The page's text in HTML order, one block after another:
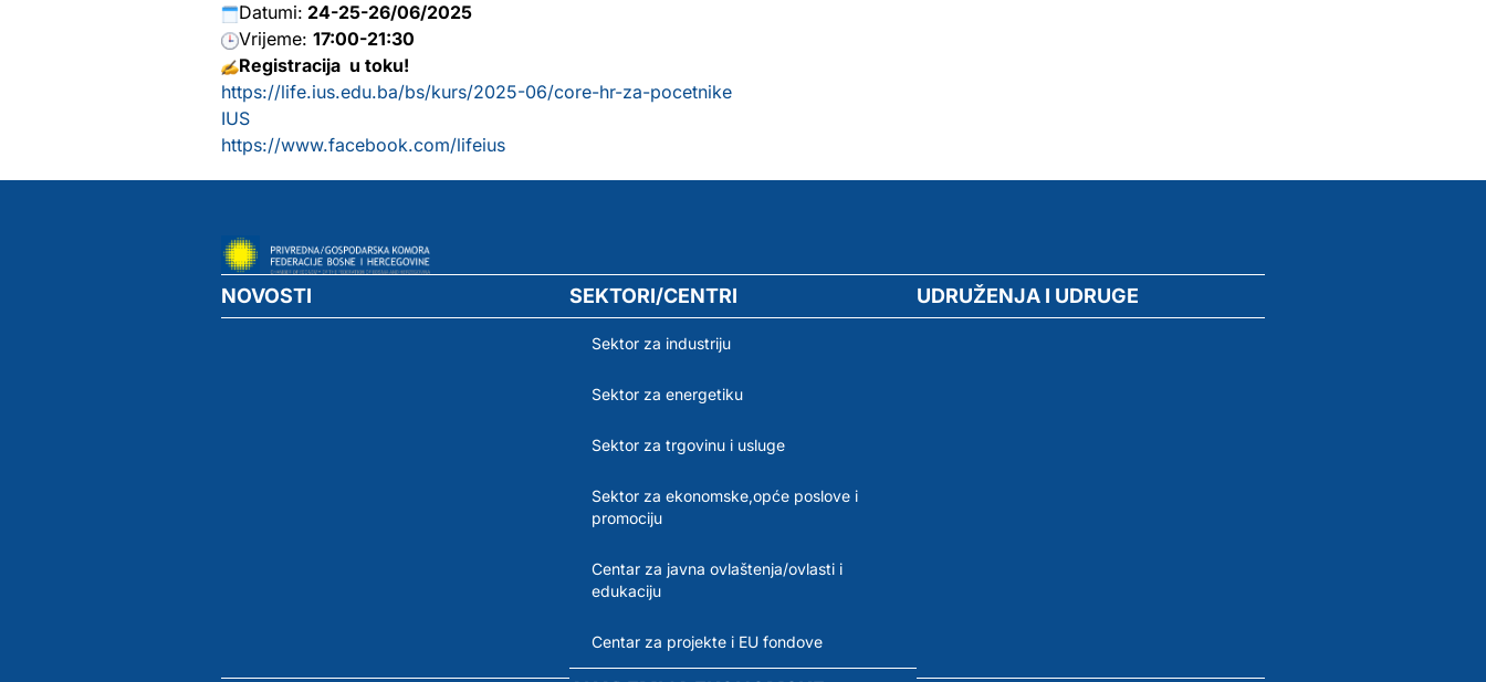
Datumi: 24-25-26/06/2025
Vrijeme: 17:00-21:30
Registracija u toku!
https://life.ius.edu.ba/bs/kurs/2025-06/core-hr-za-pocetnike
IUS
https://www.facebook.com/lifeius
NOVOSTI SEKTORI/CENTRI
Sektor za industriju
Sektor za energetiku
Sektor za trgovinu i usluge
Sektor za ekonomske,opće poslove i
promociju
Centar za javna ovlaštenja/ovlasti i
edukaciju
Centar za projekte i EU fondove
UDRUŽENJA I UDRUGE